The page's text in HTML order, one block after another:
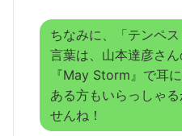
ちなみに、「テンペス
言葉は、山本達彦さん
『May Storm』で耳
ある方もいらっしゃる
せんね！